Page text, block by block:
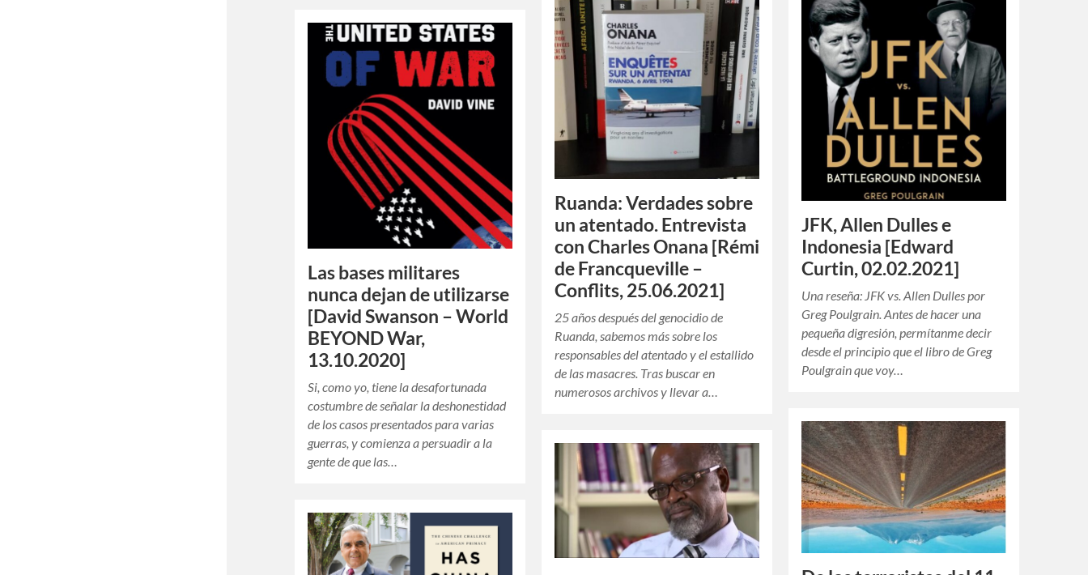
Ruanda: Verdades sobre
un atentado. Entrevista
con Charles Onana [Rémi
de Francqueville –
Conflits, 25.06.2021]
25 años después del genocidio de
Ruanda, sabemos más sobre los
responsables del atentado y el estallido
de las masacres. Tras buscar en
numerosos archivos y llevar a…
JFK, Allen Dulles e
Indonesia [Edward
Curtin, 02.02.2021]
Una reseña: JFK vs. Allen Dulles por
Greg Poulgrain. Antes de hacer una
pequeña digresión, permítanme decir
desde el principio que el libro de Greg
Poulgrain que voy…
Las bases militares
nunca dejan de utilizarse
[David Swanson – World
BEYOND War,
13.10.2020]
Si, como yo, tiene la desafortunada
costumbre de señalar la deshonestidad
de los casos presentados para varias
guerras, y comienza a persuadir a la
gente de que las…